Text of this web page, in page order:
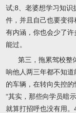
试;8、老婆想学习知识
件，并且自己也要变
有内涵，你也会少了
能过。
第三，拖累驾校整
响他人两三年都不知
的车辆，在转向失控
“其实，那些向学员暗
就算打招呼也没有用